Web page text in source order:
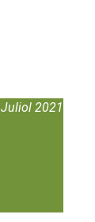
Juliol 2021